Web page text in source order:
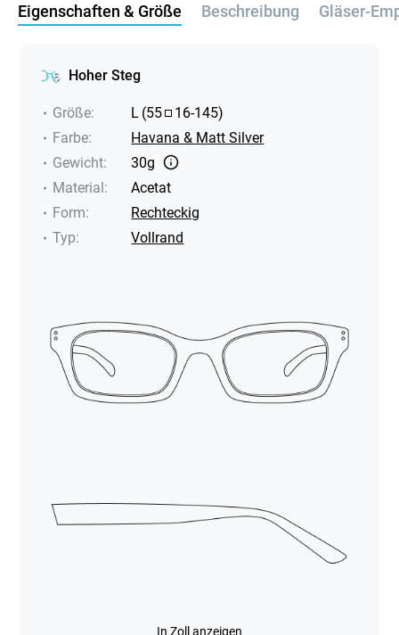
Eigenschaften & Größe Beschreibung Gläser-
Hoher Steg
Größe: L (55 16-145)
Farbe:
Havana & Matt Silver
Gewicht:
30g
Material:
Acetat
Form:
Rechteckig
Typ: Vollrand
In Zoll anzeigen